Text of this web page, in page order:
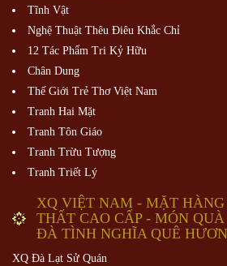
Tĩnh Vật
Nghệ Thuật Thêu Điêu Khắc Chỉ
12 Tác Phẩm Tri Kỷ Hữu
Chân Dung
Thế Giới Trẻ Thơ Việt Nam
Tranh Hai Mặt
Tranh Tôn Giáo
Tranh Trừu Tượng
Tranh Triết Lý
XQ VIỆT NAM - MẶT
THẤT CAO CẤP - MÓN
ĐÀ TÌNH NGHĨA QUÊ
XQ Đà Lạt Sử Quán